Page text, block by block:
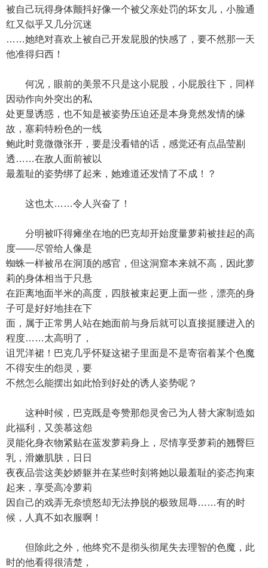
被自己玩得身体颤抖好像一个被父亲处罚的坏女儿，小脸通
红又似乎又几分沉迷
……她绝对喜欢上被自己开发屁股的快感了，要不然那一天
他准得归西！
何况，眼前的美景不只是这小屁股，小屁股往下，同样
因动作向外突出的私
处更显诱惑，也不知是被姿势压迫还是本身竟然发情的缘
故，塞莉特粉色的一线
鲍此时竟微微张开，要是没看错的话，感觉还有点晶莹剔
透……在敌人面前被以
最羞耻的姿势绑了起来，她难道还发情了不成！？
这也太……令人兴奋了！
分明被吓得瘫坐在地的巴克却开始度量萝莉被挂起的高
度——尽管给人像是
蜘蛛一样被吊在洞顶的感官，但这洞窟本来就不高，因此萝
莉的身体相当于只悬
在距离地面半米的高度，四肢被束起更上面一些，漂亮的身
子可是好好地挂在下
面，属于正常男人站在她面前与身后就可以直接挺腰进入的
程度……太高明了，
诅咒洋裙！巴克几乎怀疑这裙子里面是不是寄宿着某个色魔
不得安生的怨灵，要
不然怎么能摆出如此恰到好处的诱人姿势呢？
这种时候，巴克既是夸赞那怨灵舍己为人替大家制造如
此福利，又羡慕这怨
灵能化身衣物紧贴在蓝发萝莉身上，尽情享受萝莉的翘臀巨
乳，滑嫩肌肤，日日
夜夜品尝这美妙娇躯并在某些时刻将她以最羞耻的姿态拘束
起来，享受高冷萝莉
因自己的戏弄无奈愤怒却无法挣脱的极致屈辱……有的时
候，人真不如衣服啊！
但除此之外，他终究不是彻头彻尾失去理智的色魔，此
时的他看得很清楚，